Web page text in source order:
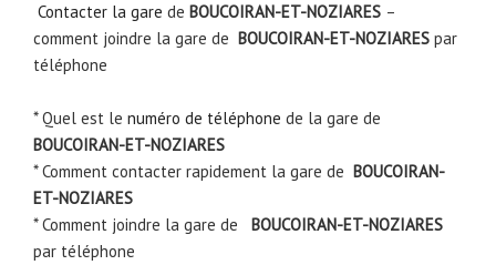
Contacter la gare de BOUCOIRAN-ET-NOZIARES –
comment joindre la gare de BOUCOIRAN-ET-NOZIARES par
téléphone
* Quel est le numéro de téléphone de la gare de
BOUCOIRAN-ET-NOZIARES
* Comment contacter rapidement la gare de BOUCOIRAN-
ET-NOZIARES
* Comment joindre la gare de
BOUCOIRAN-ET-NOZIARES
par téléphone